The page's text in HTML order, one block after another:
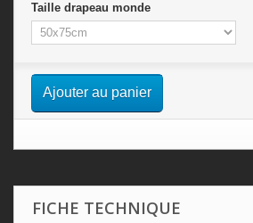
Taille drapeau monde
Ajouter au panier
FICHE TECHNIQUE